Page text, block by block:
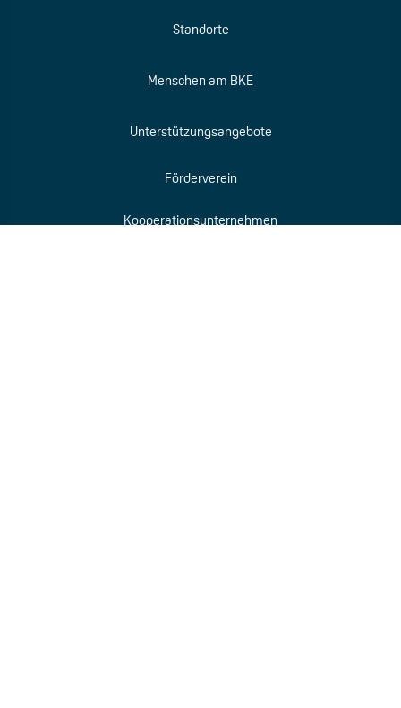
Standorte
Menschen am BKE
Unterstützungsangebote
Förderverein
Kooperationsunternehmen